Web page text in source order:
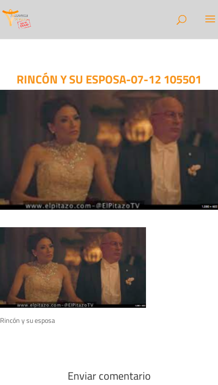
RINCÓN Y SU ESPOSA-07-12 105501
Rincón y su esposa
Enviar comentario